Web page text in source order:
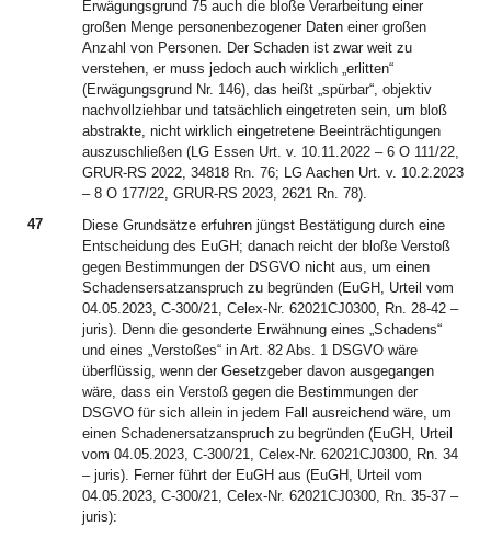
Erwägungsgrund 75 auch die bloße Verarbeitung einer
großen Menge personenbezogener Daten einer großen
Anzahl von Personen. Der Schaden ist zwar weit zu
verstehen, er muss jedoch auch wirklich „erlitten“
(Erwägungsgrund Nr. 146), das heißt „spürbar“, objektiv
nachvollziehbar und tatsächlich eingetreten sein, um bloß
abstrakte, nicht wirklich eingetretene Beeinträchtigungen
auszuschließen (LG Essen Urt. v. 10.11.2022 – 6 O 111/22,
GRUR-RS 2022, 34818 Rn. 76; LG Aachen Urt. v. 10.2.2023
– 8 O 177/22, GRUR-RS 2023, 2621 Rn. 78).
47
Diese Grundsätze erfuhren jüngst Bestätigung durch eine
Entscheidung des EuGH; danach reicht der bloße Verstoß
gegen Bestimmungen der DSGVO nicht aus, um einen
Schadensersatzanspruch zu begründen (EuGH, Urteil vom
04.05.2023, C-300/21, Celex-Nr. 62021CJ0300, Rn. 28-42 –
juris). Denn die gesonderte Erwähnung eines „Schadens“
und eines „Verstoßes“ in Art. 82 Abs. 1 DSGVO wäre
überflüssig, wenn der Gesetzgeber davon ausgegangen
wäre, dass ein Verstoß gegen die Bestimmungen der
DSGVO für sich allein in jedem Fall ausreichend wäre, um
einen Schadenersatzanspruch zu begründen (EuGH, Urteil
vom 04.05.2023, C-300/21, Celex-Nr. 62021CJ0300, Rn. 34
– juris). Ferner führt der EuGH aus (EuGH, Urteil vom
04.05.2023, C-300/21, Celex-Nr. 62021CJ0300, Rn. 35-37 –
juris):